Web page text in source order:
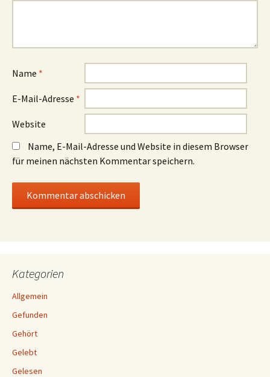
Name *
E-Mail-Adresse *
Website
Name, E-Mail-Adresse und Website in diesem Browser
für meinen nächsten Kommentar speichern.
Kategorien
Allgemein
Gefunden
Gehört
Gelebt
Gelesen